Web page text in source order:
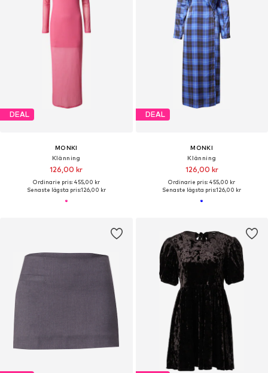
DEAL
MONKI
Klänning
126,00 kr
Ordinarie pris: 455,00 kr
Senaste lägsta pris:126,00 kr
DEAL
MONKI
Klänning
126,00 kr
Ordinarie pris: 455,00 kr
Senaste lägsta pris:126,00 kr